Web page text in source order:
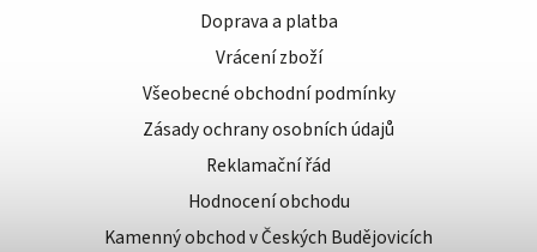
Doprava a platba
Vrácení zboží
Všeobecné obchodní podmínky
Zásady ochrany osobních údajů
Reklamační řád
Hodnocení obchodu
Kamenný obchod v Českých Budějovicích